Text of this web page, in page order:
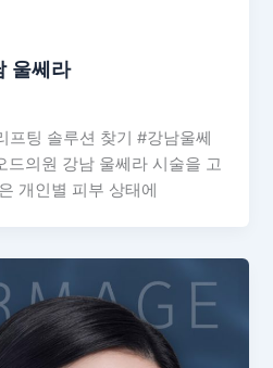
울쎄라
프팅 솔루션 찾기 #강남울쎄
드의원 강남 울쎄라 시술을 고
개인별 피부 상태에